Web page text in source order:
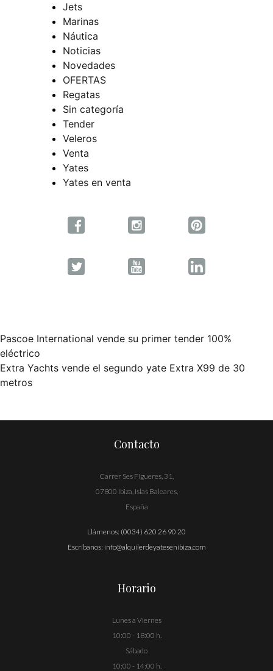
Jets
Marinas
Náutica
Noticias
Novedades
OFERTAS
Regatas
Sin categoría
Tender
Veleros
Venta
Yates
Yates en venta
Navegación
de
Pascoe International vende su primer tender 100%
eléctrico
Extra Yachts vende el segundo yate Extra X99 de 30
metros
Contacto
Carrer Ses Figueres, 31,
07800 Ibiza, Islas Baleares,
España
Llámenos: (0034) 620 26 90 20
Escríbanos: info@alquilerdeyatesenibiza.com
Horario
Lunes a Viernes
10:00 - 18:00 h.
Sábado
10:00 - 14:00 h.